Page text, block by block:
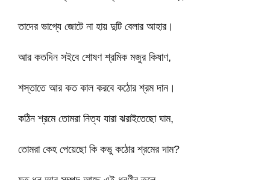
তাদের ভাগ্যে জোটে না হায় দুটি বেলার আহার।
আর কতদিন সইবে শোষণ শ্রমিক মজুর কিষাণ,
শস্তাতে আর কত কাল করবে কঠোর শ্রম দান।
কঠিন শ্রমে তোমরা নিত্য যারা ঝরাইতেছো ঘাম,
তোমরা কেহ পেয়েছো কি কভু কঠোর শ্রমের দাম?